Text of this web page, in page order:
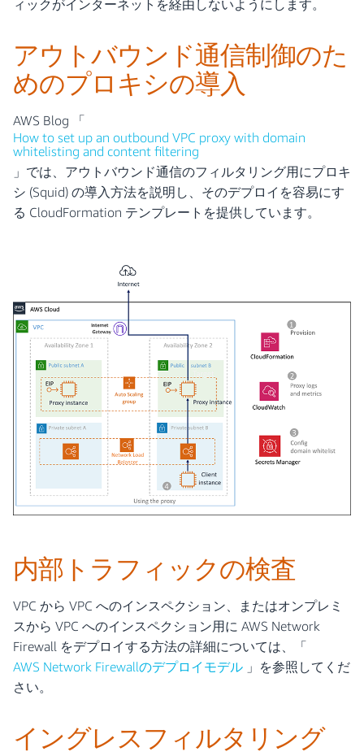
ィックがインターネットを経由しないようにします。
アウトバウンド通信制御のた
めのプロキシの導入
AWS Blog 「
How to set up an outbound VPC proxy with domain
whitelisting and content filtering
」では、アウトバウンド通信のフィルタリング用にプロキ
シ (Squid) の導入方法を説明し、そのデプロイを容易にす
る CloudFormation テンプレートを提供しています。
内部トラフィックの検査
VPC から VPC へのインスペクション、またはオンプレミ
スから VPC へのインスペクション用に AWS Network
Firewall をデプロイする方法の詳細については、「
AWS Network Firewallのデプロイモデル 」を参照してくだ
さい。
イングレスフィルタリング